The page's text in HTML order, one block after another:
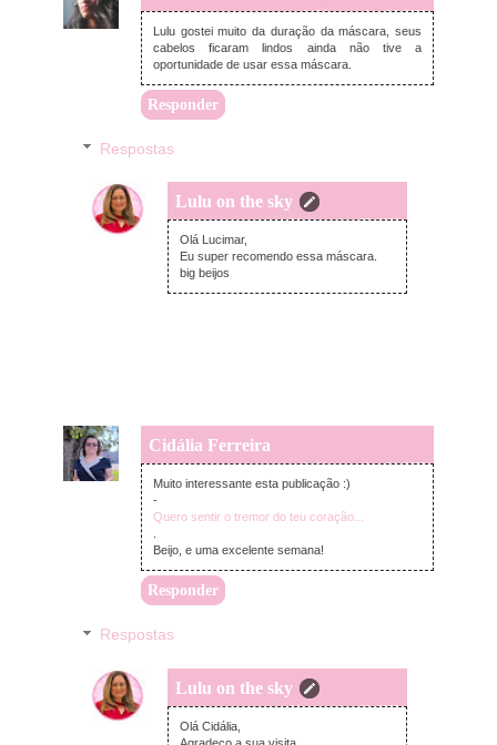
segunda-feira, outubro 24, 2022
Lulu gostei muito da duração da máscara, seus
cabelos ficaram lindos ainda não tive a
oportunidade de usar essa máscara.
Responder
Respostas
Lulu on the sky
terça-feira, outubro 25, 2022
Olá Lucimar,
Eu super recomendo essa máscara.
big beijos
Cidália Ferreira
segunda-feira, outubro 24, 2022
Muito interessante esta publicação :)
-
Quero sentir o tremor do teu coração...
.
Beijo, e uma excelente semana!
Responder
Respostas
Lulu on the sky
terça-feira, outubro 25, 2022
Olá Cidália,